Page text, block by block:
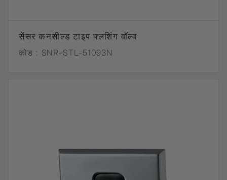
सेंसर कनसील्ड टाइप फ्लशिंग वॉल्व
कोड : SNR-STL-51093N